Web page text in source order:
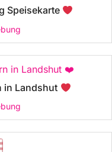
Speisekarte
in Landshut